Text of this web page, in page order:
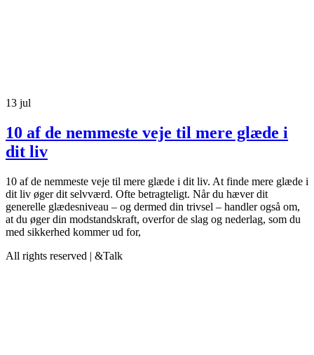
13 jul
10 af de nemmeste veje til mere glæde i
dit liv
10 af de nemmeste veje til mere glæde i dit liv. At finde mere glæde i
dit liv øger dit selvværd. Ofte betragteligt. Når du hæver dit
generelle glædesniveau – og dermed din trivsel – handler også om,
at du øger din modstandskraft, overfor de slag og nederlag, som du
med sikkerhed kommer ud for,
All rights reserved | &Talk